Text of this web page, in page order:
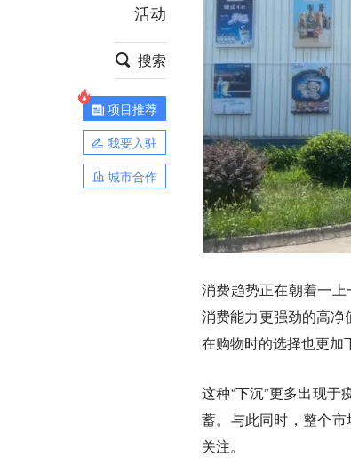
安徽
活动
搜索
项目推荐
我要入驻
城市合作
消费趋势正在朝着一
消费能力更强劲的高
在购物时的选择也更加
这种“下沉”更多出现
蓄。与此同时，整个
关注。